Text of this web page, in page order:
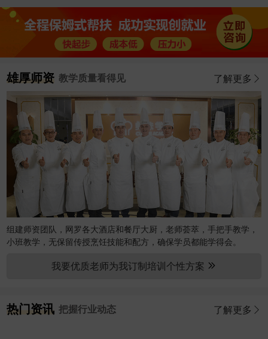
雄厚师资 教学质量看得见 了解更多
组建师资团队，网罗各大酒店和餐厅大厨，老师荟萃，手把手教学，
小班教学，无保留传授烹饪技能和配方，确保学员都能学得会。
我要优质老师为我订制培训个性方案
热门资讯 把握行业动态 了解更多